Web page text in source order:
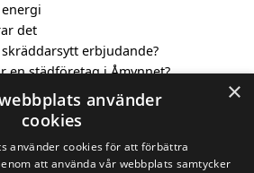
det
erbjudande?
en städföretag i Åmynnet?
städföretag i Åmynnet
städföretag i de omgivande
×
använder
cookies
använder cookies för att förbättra
att använda vår webbplats samtycker